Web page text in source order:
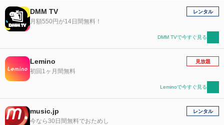
DMM TV
月額550円が14日間無料！
レンタル
DMM TVで今すぐ見る
Lemino
初回1ヶ月間無料
見放題
Leminoで今すぐ見る
music.jp
今なら30日間無料でおためし
レンタル